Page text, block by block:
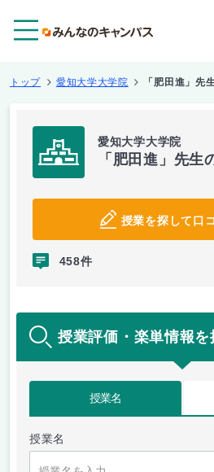
トップ 愛知大学大学院 「肥田進」先
愛知大学大学院
「肥田進」先生
授業を探して口
458件
授業評価・楽単情報を
授業名
授業名